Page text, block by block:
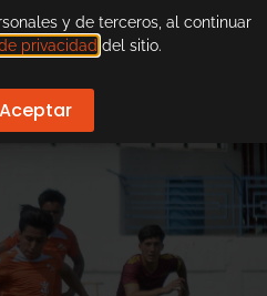
y de terceros, al continuar
privacidad del sitio.
Aceptar